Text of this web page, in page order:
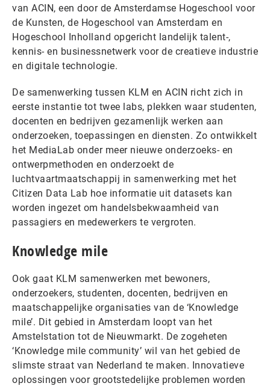
van ACIN, een door de Amsterdamse Hogeschool voor
de Kunsten, de Hogeschool van Amsterdam en
Hogeschool Inholland opgericht landelijk talent-,
kennis- en businessnetwerk voor de creatieve industrie
en digitale technologie.
De samenwerking tussen KLM en ACIN richt zich in
eerste instantie tot twee labs, plekken waar studenten,
docenten en bedrijven gezamenlijk werken aan
onderzoeken, toepassingen en diensten. Zo ontwikkelt
het MediaLab onder meer nieuwe onderzoeks- en
ontwerpmethoden en onderzoekt de
luchtvaartmaatschappij in samenwerking met het
Citizen Data Lab hoe informatie uit datasets kan
worden ingezet om handelsbekwaamheid van
passagiers en medewerkers te vergroten.
Knowledge mile
Ook gaat KLM samenwerken met bewoners,
onderzoekers, studenten, docenten, bedrijven en
maatschappelijke organisaties van de ‘Knowledge
mile’. Dit gebied in Amsterdam loopt van het
Amstelstation tot de Nieuwmarkt. De zogeheten
‘Knowledge mile community’ wil van het gebied de
slimste straat van Nederland te maken. Innovatieve
oplossingen voor grootstedelijke problemen worden